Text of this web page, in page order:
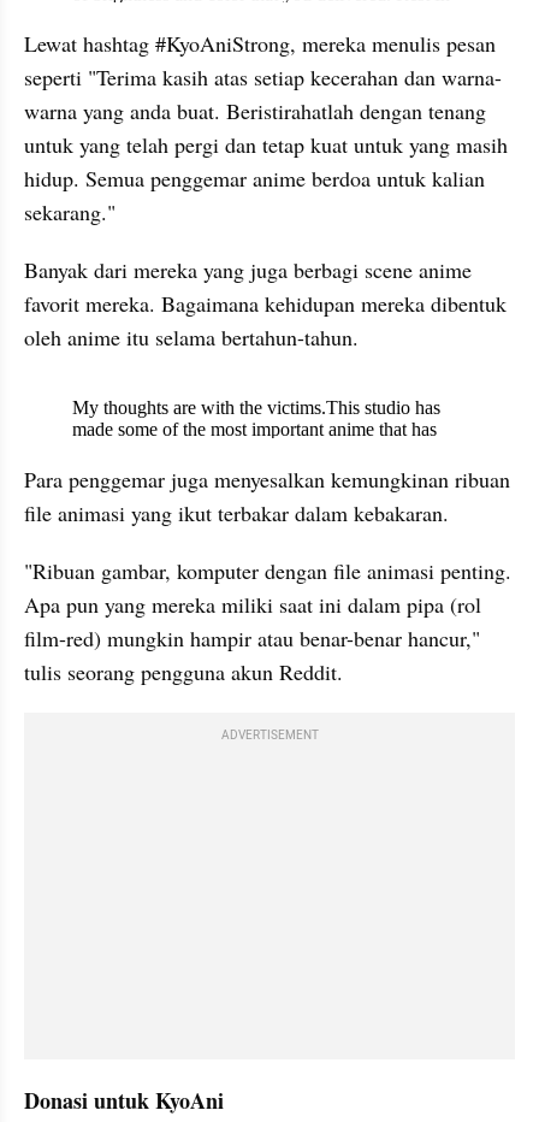
Lewat hashtag #KyoAniStrong, mereka menulis pesan
seperti "Terima kasih atas setiap kecerahan dan warna-
warna yang anda buat. Beristirahatlah dengan tenang
untuk yang telah pergi dan tetap kuat untuk yang masih
hidup. Semua penggemar anime berdoa untuk kalian
sekarang."
Banyak dari mereka yang juga berbagi scene anime
favorit mereka. Bagaimana kehidupan mereka dibentuk
oleh anime itu selama bertahun-tahun.
embed from external kumparan
Para penggemar juga menyesalkan kemungkinan ribuan
file animasi yang ikut terbakar dalam kebakaran.
"Ribuan gambar, komputer dengan file animasi penting.
Apa pun yang mereka miliki saat ini dalam pipa (rol
film-red) mungkin hampir atau benar-benar hancur,"
tulis seorang pengguna akun Reddit.
ADVERTISEMENT
Donasi untuk KyoAni